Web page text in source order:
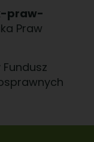
praw-
Praw